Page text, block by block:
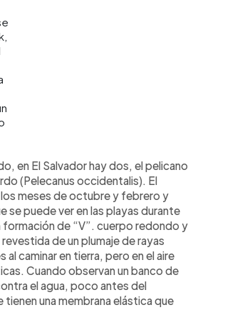
en El Salvador hay dos, el pelicano
(Pelecanus occidentalis). El
los meses de octubre y febrero y
se puede ver en las playas durante
de “V”. cuerpo redondo y
de un plumaje de rayas
caminar en tierra, pero en el aire
Cuando observan un banco de
el agua, poco antes del
una membrana elástica que